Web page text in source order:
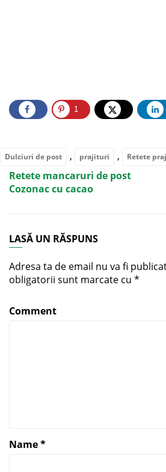
1
Dulciuri de post , prajituri , Retete
Retete mancaruri de post
Cozonac cu cacao
LASĂ UN RĂSPUNS
Adresa ta de email nu va fi
obligatorii sunt marcate cu *
Comment
Name*